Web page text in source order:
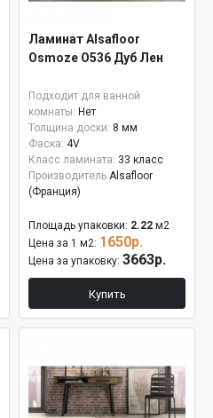
Ламинат Alsafloor
Osmoze O536 Дуб Лен
Подходит для ванной
комнаты: Нет
Толщина доски: 8 мм
Фаска: 4V
Класс ламината: 33 класс
Производитель Alsafloor
(Франция)
Площадь упаковки: 2.22 м2
Цена за 1 м2: 1650р.
Цена за упаковку: 3663р.
Купить